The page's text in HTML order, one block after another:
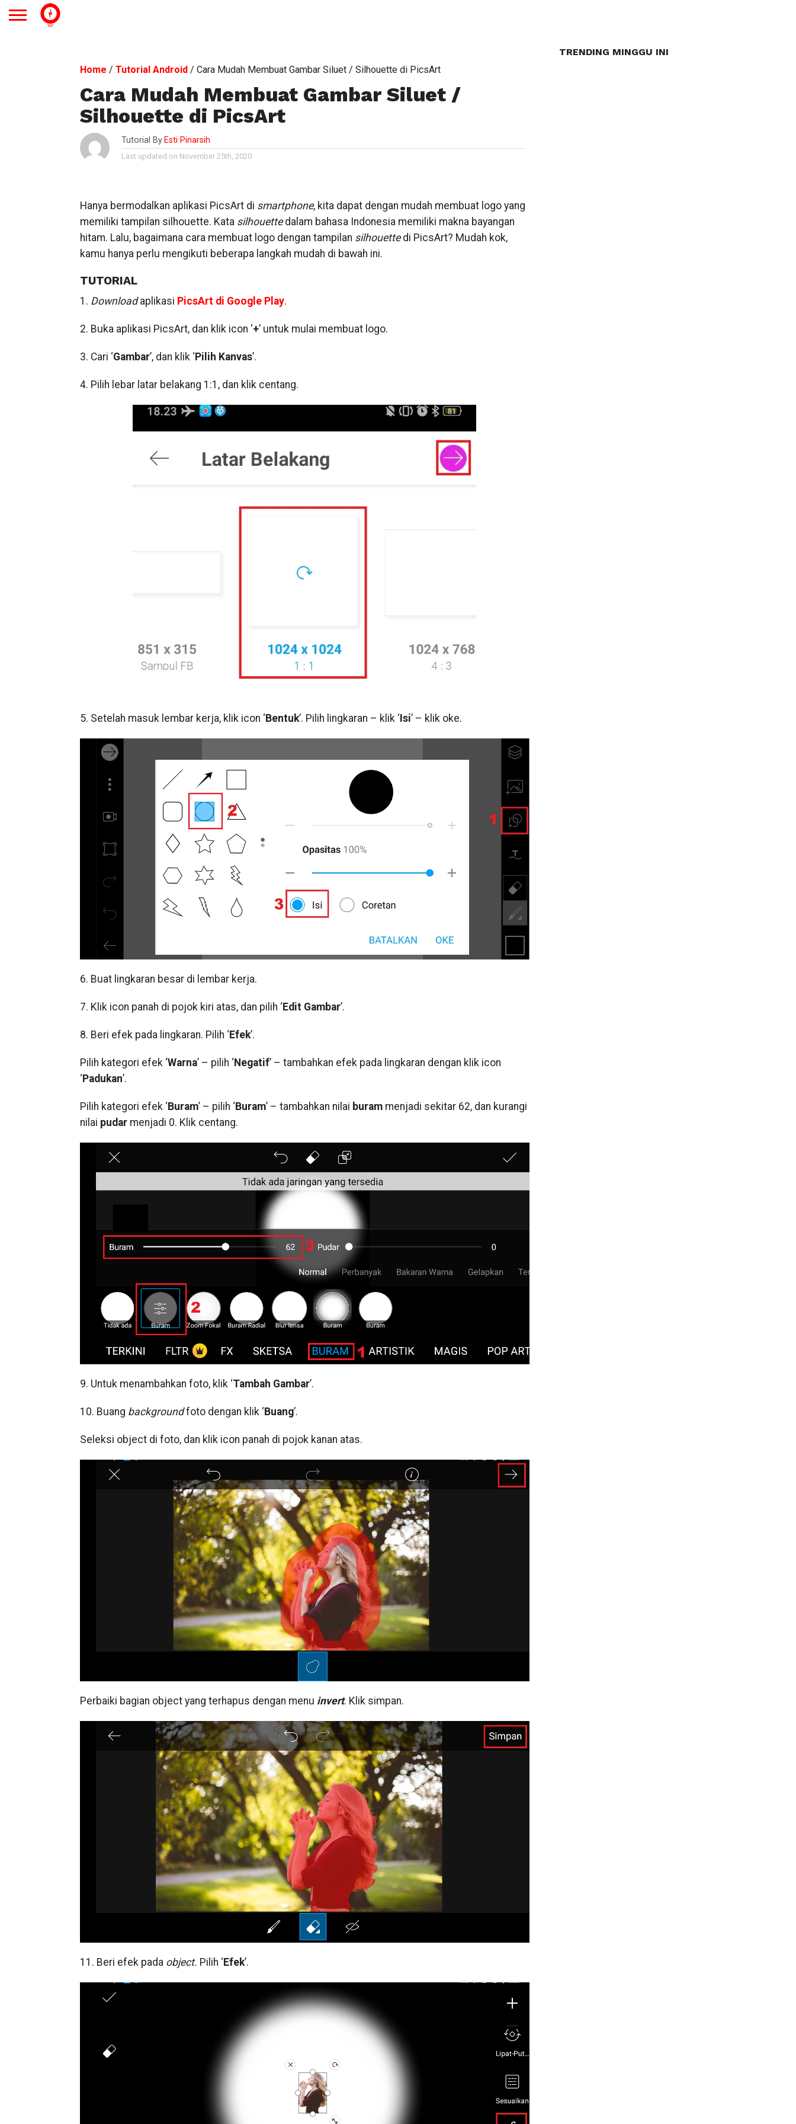
Home / Tutorial Android/ Cara Mudah Membuat Gambar Siluet / Silhouette di PicsArt
Cara Mudah Membuat Gambar Siluet /
Silhouette di PicsArt
Tutorial By Esti Pinarsih
Last updated on November 25th, 2020
Hanya bermodalkan aplikasi PicsArt di smartphone, kita dapat dengan mudah membuat logo yang
memiliki tampilan silhouette. Kata silhouettedalam bahasa Indonesia memiliki makna bayangan
hitam. Lalu, bagaimana cara membuat logo dengan tampilan silhouettedi PicsArt? Mudah kok,
kamu hanya perlu mengikuti beberapa langkah mudah di bawah ini.
TUTORIAL
1. Downloadaplikasi PicsArt di Google Play.
2. Buka aplikasi PicsArt, dan klik icon ‘+’ untuk mulai membuat logo.
3. Cari ‘Gambar’, dan klik ‘ Pilih Kanvas’.
4. Pilih lebar latar belakang 1:1, dan klik centang.
5. Setelah masuk lembar kerja, klik icon ‘ Bentuk’. Pilih lingkaran – klik ‘ Isi’ – klik oke.
6. Buat lingkaran besar di lembar kerja.
7. Klik icon panah di pojok kiri atas, dan pilih ‘ Edit Gambar’.
8. Beri efek pada lingkaran. Pilih ‘ Efek’.
Pilih kategori efek ‘Warna’ – pilih ‘ Negatif’ – tambahkan efek pada lingkaran dengan klik icon
‘ Padukan’.
Pilih kategori efek ‘ Buram’ – pilih ‘ Buram’ – tambahkan nilai burammenjadi sekitar 62, dan kurangi
nilai pudarmenjadi 0. Klik centang.
9. Untuk menambahkan foto, klik ‘Tambah Gambar’.
10. Buang backgroundfoto dengan klik ‘Buang’.
Seleksi object di foto, dan klik icon panah di pojok kanan atas.
Perbaiki bagian object yang terhapus dengan menu invert. Klik simpan.
11. Beri efek pada object. Pilih ‘Efek’.
TRENDING MINGGU INI